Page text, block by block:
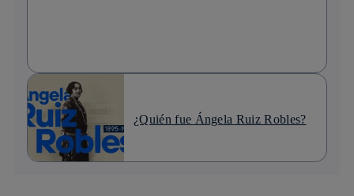
¿Quién fue Ángela Ruiz Robles?